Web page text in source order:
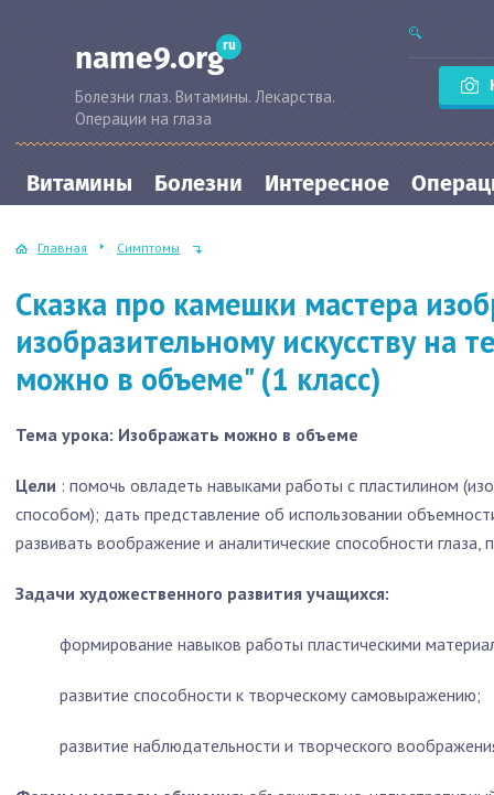
name9.orgru
Болезни глаз. Витамины. Лекарства.
Операции на глаза
Витамины Болезни Интересное
Главная Симптомы
Сказка про камешки мастера
изобразительному искусству на
можно в объеме" (1 класс)
Тема урока: Изображать можно в объеме
Цели : помочь овладеть навыками работы с пластилином
способом); дать представление об использовании
развивать воображение и аналитические способности глаза,
Задачи художественного развития учащихся:
формирование навыков работы пластическими
развитие способности к творческому самовыражению;
развитие наблюдательности и творческого